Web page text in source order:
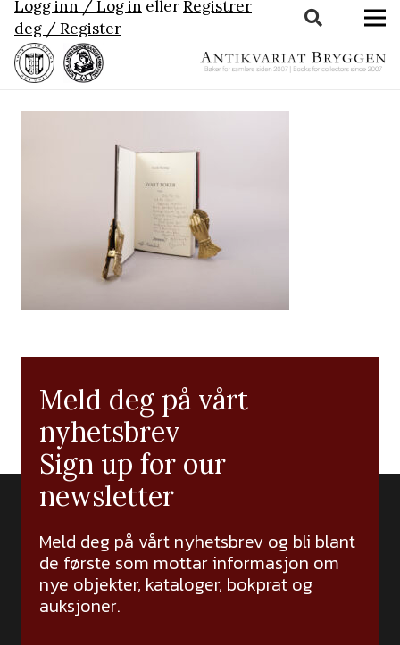
Logg inn / Log in ellerRegistrer
deg / Register
Meld deg på vårt
nyhetsbrev
Sign up for our
newsletter
Meld deg på vårt nyhetsbrev og bli blant
de første som mottar informasjon om
nye objekter, kataloger, bokprat og
auksjoner.